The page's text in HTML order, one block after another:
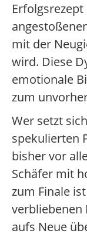
mit der
wird. Diese
emotionale
zum
Wer setzt
spekulierten
bisher vor
Schäfer mit
zum Finale
verbliebenen
aufs Neue